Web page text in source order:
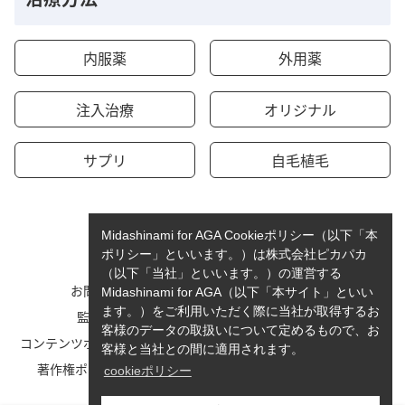
内服薬 外用薬
注入治療 オリジナル
サプリ 自毛植毛
お問い合わせ
運営者情報
監修者一覧
cookieポリシーについて
コンテンツポリシーと運営指針
利用規約
著作権ポリシー/免責事項
サイトマップ
Midashinami for AGA Cookieポリシー（以下「本
ポリシー」といいます。）は株式会社ピカパカ
（以下「当社」といいます。）の運営する
Midashinami for AGA（以下「本サイト」といい
ます。）をご利用いただく際に当社が取得するお
客様のデータの取扱いについて定めるもので、お
客様と当社との間に適用されます。
cookieポリシー